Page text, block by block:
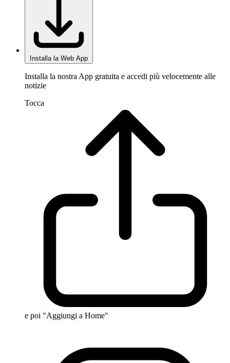
Installa la Web App
Installa la nostra App gratuita e accedi più velocemente alle
notizie
Tocca
e poi "Aggiungi a Home"